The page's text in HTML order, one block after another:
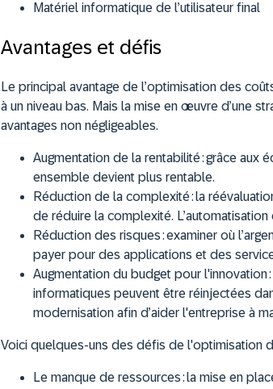
Matériel informatique de l’utilisateur final
Avantages et défis
Le principal avantage de l’optimisation des
à un niveau bas. Mais la mise en œuvre d’une
avantages non négligeables.
Augmentation de la rentabilité :grâce aux
ensemble devient plus rentable.
Réduction de la complexité : la
de réduire la complexité.
Réduction des risques :examiner où
payer pour des applications et des
Augmentation du budget pour l'innovation :
informatiques peuvent être réinjectées
modernisation afin d’aider l'entreprise à
Voici quelques-uns des défis de l'optimisation
Le manque de ressources: la mise en